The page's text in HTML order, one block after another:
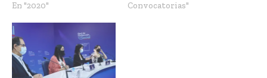
En "2020"
Convocatorias"